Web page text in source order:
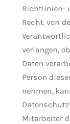
Richtlinien-
Recht, von
verlangen,
Daten
Person
nehmen,
Mitarbeiter